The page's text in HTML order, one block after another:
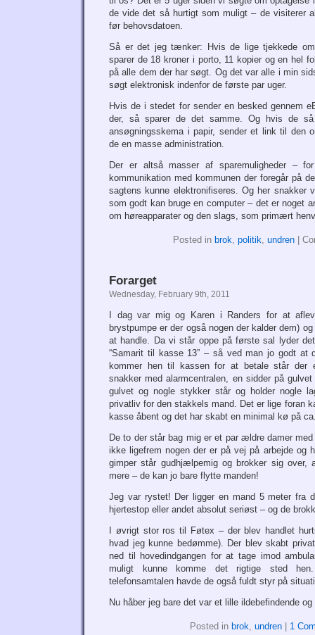
de vide det så hurtigt som muligt – de visiterer
før behovsdatoen.
Så er det jeg tænker: Hvis de lige tjekkede
sparer de 18 kroner i porto, 11 kopier og en hel
på alle dem der har søgt. Og det var alle i min
søgt elektronisk indenfor de første par uger.
Hvis de i stedet for sender en besked gennem
der, så sparer de det samme. Og hvis de
ansøgningsskema i papir, sender et link til den
de en masse administration.
Der er altså masser af sparemuligheder –
kommunikation med kommunen der foregår på
sagtens kunne elektronifiseres. Og her snakker
som godt kan bruge en computer – det er noget
om høreapparater og den slags, som primært
Posted in brok, politik, undren|
Forarget
Wednesday, February 9th, 2011
I dag var mig og Karen i Randers for at
brystpumpe er der også nogen der kalder dem)
at handle. Da vi står oppe på første sal lyder
“Samarit til kasse 13” – så ved man jo godt at
kommer hen til kassen for at betale står der
snakker med alarmcentralen, en sidder på
gulvet og nogle stykker står og holder nogle
privatliv for den stakkels mand. Det er lige foran
kasse åbent og det har skabt en minimal kø på
De to der står bag mig er et par ældre damer
ikke ligefrem nogen der er på vej på arbejde og
gimper står gudhjælpemig og brokker sig over,
mere – de kan jo bare flytte manden!
Jeg var rystet! Der ligger en mand 5 meter fra
hjertestop eller andet absolut seriøst – og de
I øvrigt stor ros til Føtex – der blev handlet
hvad jeg kunne bedømme). Der blev skabt
ned til hovedindgangen for at tage imod
muligt kunne komme det rigtige sted
telefonsamtalen havde de også fuldt styr på
Nu håber jeg bare det var et lille ildebefindende
Posted in brok, undren 1